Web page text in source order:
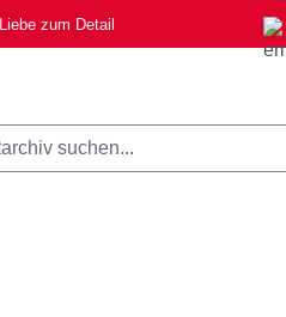
zum Detail